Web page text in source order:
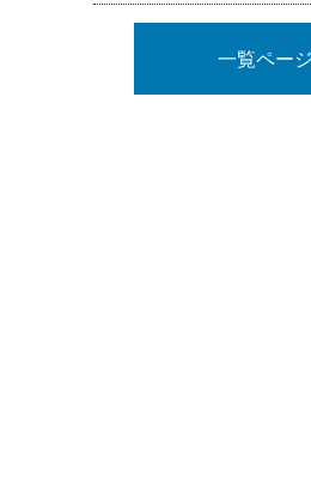
一覧ペー